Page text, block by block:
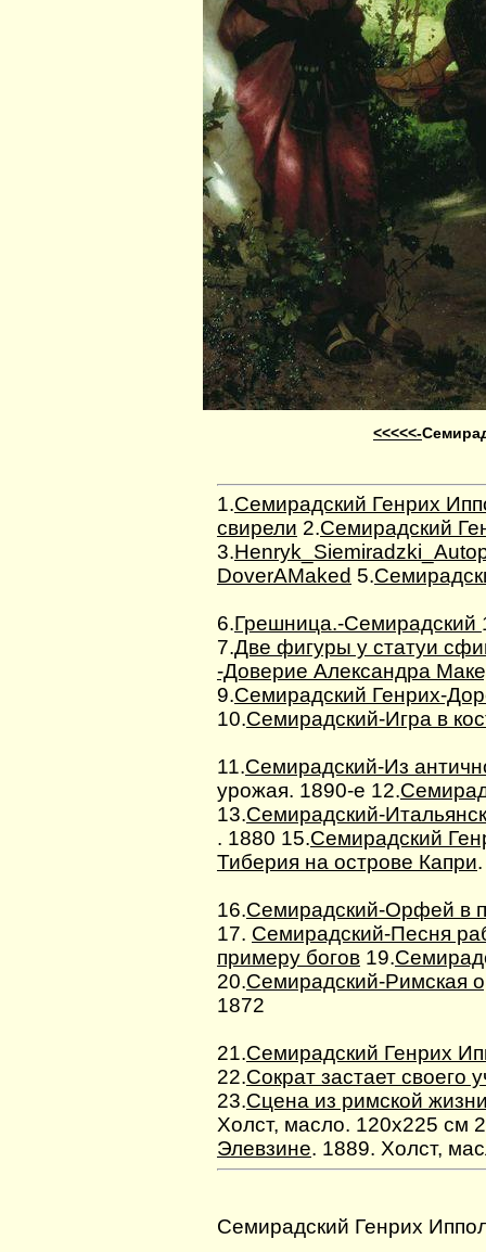
<<<<<-
1.Семирадский Генрих
свирели 2.Семирадский
3.
DoverAMaked 5.
6.Грешница.-Семирадский
7.Две фигуры у статуи
-Доверие Александра
9.Семирадский Генрих-
10.Семирадский-Игра в
11.Семирадский-Из
урожая. 1890-е 12.
13.Семирадский-
. 1880 15.Семирадский
Тиберия на острове Капри
16.Семирадский-Орфей в
17. Семирадский-Песня
примеру богов 19.
20.Семирадский-Римская
1872
21.Семирадский Генрих
22.Сократ застает своего
23.Сцена из римской
Холст, масло. 120х225 см
Элевзине. 1889. Холст,
Семирадский Генрих